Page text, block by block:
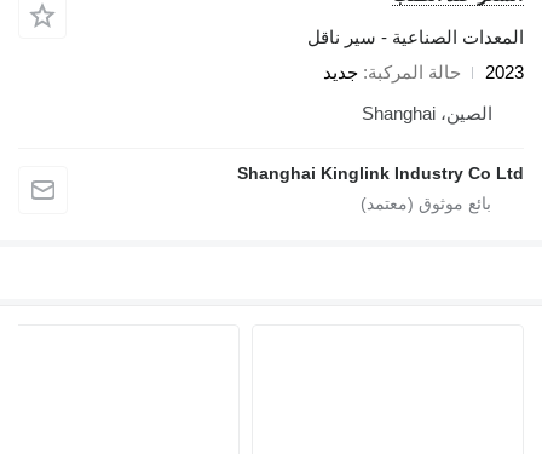
المعدات الصناعية - سير ناقل
2023
حالة المركبة جديد
الصين، Shanghai
Shanghai Kinglink Industry Co Ltd